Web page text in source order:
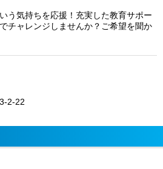
う気持ちを応援！充実した教育サポー
チャレンジしませんか？ご希望を聞か
2-22